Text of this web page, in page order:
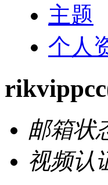
主题
个人
rikvippcc
邮箱状
视频认